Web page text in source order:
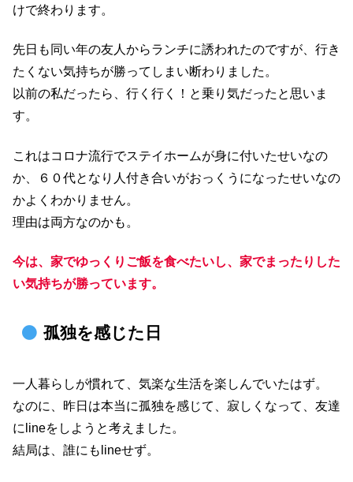
けで終わります。
先日も同い年の友人からランチに誘われたのですが、行き
たくない気持ちが勝ってしまい断わりました。
以前の私だったら、行く行く！と乗り気だったと思いま
す。
これはコロナ流行でステイホームが身に付いたせいなの
か、６０代となり人付き合いがおっくうになったせいなの
かよくわかりません。
理由は両方なのかも。
今は、家でゆっくりご飯を食べたいし、家でまったりした
い気持ちが勝っています。
孤独を感じた日
一人暮らしが慣れて、気楽な生活を楽しんでいたはず。
なのに、昨日は本当に孤独を感じて、寂しくなって、友達
にlineをしようと考えました。
結局は、誰にもlineせず。